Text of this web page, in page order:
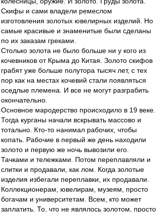
Скифы и сами владели ремеслом
изготовления золотых ювелирных изделий. Но
самые красивые и знаменитые были сделаны
по их заказам греками.
Столько золота не было больше ни у кого из
кочевников от Крыма до Китая. Золото скифов
грабят уже больше полутора тысяч лет, с тех
пор как на местах кочевий стали появляться
оседлые племена. И все не могут разграбить
окончательно.
Основное мародерство происходило в 19 веке.
Тогда курганы начали вскрывать массово и
тотально. Кто-то нанимал рабочих, чтобы
копать. Рабочие в первый же день находили
золото и первую же ночь вывозили его.
Тачками и тележками. Потом переплавляли и
слитки и продавали, как лом. Когда золотые
изделия избегали переплавки, их продавали.
Коллекционерам, ювелирам, музеям, просто
богачам и университетам. Всем, кто может
заплатить. То, что не являлось золотом, просто